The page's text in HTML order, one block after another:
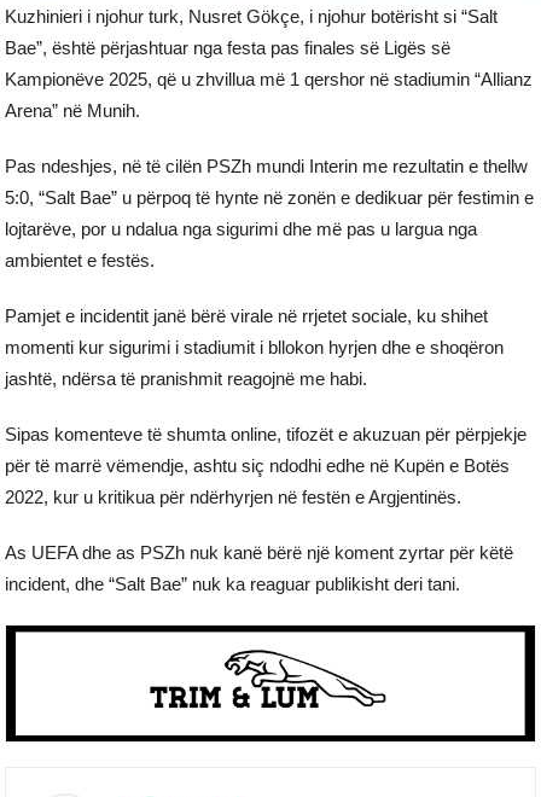
Kuzhinieri i njohur turk, Nusret Gökçe, i njohur botërisht si “Salt
Bae”, është përjashtuar nga festa pas finales së Ligës së
Kampionëve 2025, që u zhvillua më 1 qershor në stadiumin “Allianz
Arena” në Munih.
Pas ndeshjes, në të cilën PSZh mundi Interin me rezultatin e thellw
5:0, “Salt Bae” u përpoq të hynte në zonën e dedikuar për festimin e
lojtarëve, por u ndalua nga sigurimi dhe më pas u largua nga
ambientet e festës.
Pamjet e incidentit janë bërë virale në rrjetet sociale, ku shihet
momenti kur sigurimi i stadiumit i bllokon hyrjen dhe e shoqëron
jashtë, ndërsa të pranishmit reagojnë me habi.
Sipas komenteve të shumta online, tifozët e akuzuan për përpjekje
për të marrë vëmendje, ashtu siç ndodhi edhe në Kupën e Botës
2022, kur u kritikua për ndërhyrjen në festën e Argjentinës.
As UEFA dhe as PSZh nuk kanë bërë një koment zyrtar për këtë
incident, dhe “Salt Bae” nuk ka reaguar publikisht deri tani.